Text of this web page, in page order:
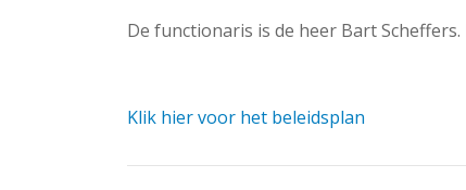
De functionaris is de heer Bart Scheffers.
Klik hier voor het beleidsplan